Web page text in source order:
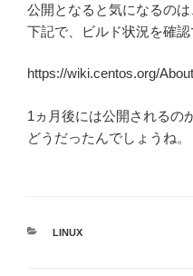
公開となると気になるのは
下記で、ビルド状況を確認
https://wiki.centos.org/
1ヵ月後には公開されるの
どうだったんでしょうね。
カ
LINUX